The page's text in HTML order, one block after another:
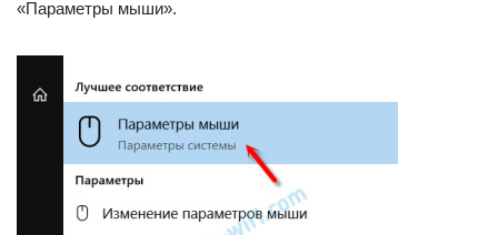
«Параметры мыши».